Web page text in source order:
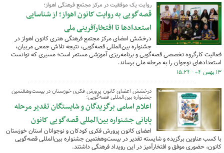
روایت یک موفقیت در مرکز مجتمع فرهنگی اهواز؛
قصه‌گویی به روایت کانون اهواز؛ از شناسایی
استعدادها تا افتخارآفرینی ملی
درخشش اعضای مرکز مجتمع فرهنگی هنری کانون اهواز در
جشنواره بین‌المللی قصه‌گویی، نتیجه تلاش جمعی مربیان،
فعالیت کارگروه تخصصی قصه‌گویی و برنامه‌ریزی آموزشی مستمر است؛ مسیری که توانست
استعدادهای نوجوان را به مرحله ملی برساند.
۱۳ بهمن ۰۴ - ۱۵:۲۴
درخشش اعضای کانون پرورش فکری خوزستان در بیست‌وهفتمین
جشنواره بین‌المللی قصه‌گویی؛
اعلام اسامی برگزیدگان و شایستگان تقدیر مرحله
پایانی جشنواره بین‌المللی قصه‌گویی کانون
اعضای کانون پرورش فکری کودکان و نوجوانان استان خوزستان
با کسب عناوین برگزیده و شایسته تقدیر در بیست‌وهفتمین جشنواره بین‌المللی قصه‌گویی
کانون، حضوری موفق و افتخارآمیز در این رویداد فرهنگی داشتند.